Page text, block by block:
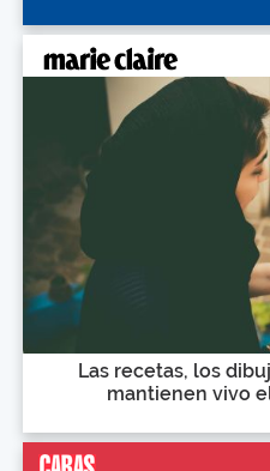
Las recetas, los
mantienen vivo